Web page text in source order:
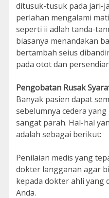
ditusuk-tusuk pada jari-
perlahan mengalami
seperti ii adlah tanda-
biasanya menandakan
bertambah seius
pada otot dan
Pengobatan Rusak
Banyak pasien dapat
sebelumnya cedera
sangat parah. Hal-hal
adalah sebagai berikut:
Penilaian medis yang
dokter langganan agar
kepada dokter ahli yang
Anda.